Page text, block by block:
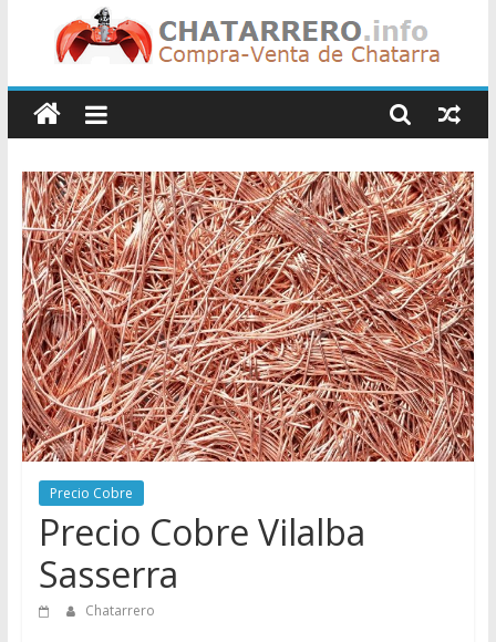
Chatarreros
–
Precio
de
Chatarra
Directorio
de
Chatarreros
para
vender
Chatarra
Precio Cobre
Precio Cobre Vilalba
Sasserra
Chatarrero